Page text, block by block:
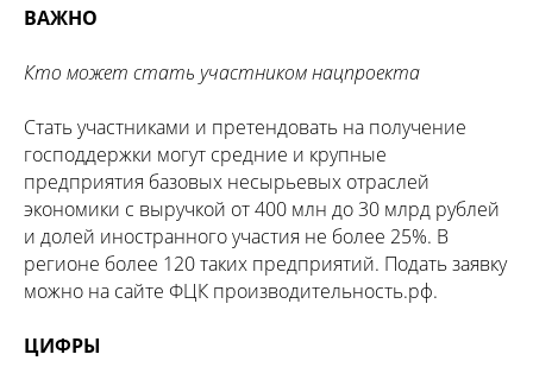
ВАЖНО
Кто может стать участником нацпроекта
Стать участниками и претендовать на получение
господдержки могут средние и крупные
предприятия базовых несырьевых отраслей
экономики с выручкой от 400 млн до 30 млрд рублей
и долей иностранного участия не более 25%. В
регионе более 120 таких предприятий. Подать заявку
можно на сайте ФЦК производительность.рф.
ЦИФРЫ